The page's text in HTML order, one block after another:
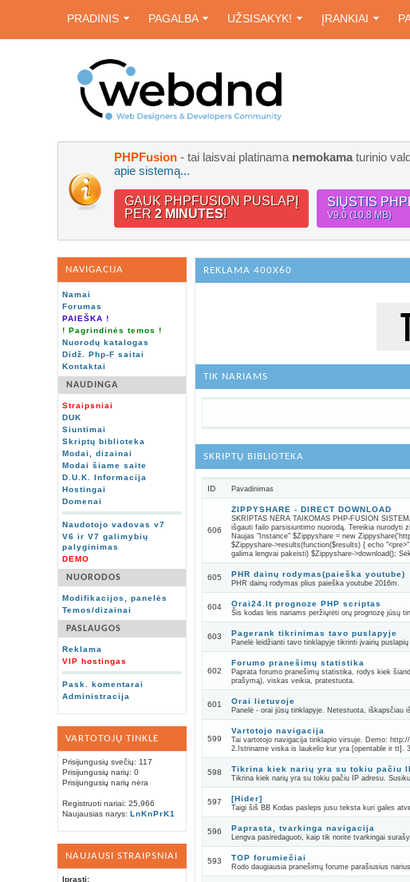
PRADINIS PAGALBA UŽSISAKYK! ĮRANKIAI
PHPFusion - tai laisvai platinama nemokama turinio
apie sistemą...
GAUK PHPFUSION PUSLAPĮ
PER 2 MINUTES!
SIŲSTIS
V9.0 (10.8 MB)
NAVIGACIJA
Namai
Forumas
PAIEŠKA !
! Pagrindinės temos !
Nuorodų katalogas
Didž. Php-F saitai
Kontaktai
NAUDINGA
Straipsniai
DUK
Siuntimai
Skriptų biblioteka
Modai, dizainai
Modai šiame saite
D.U.K. Informacija
Hostingai
Domenai
Naudotojo vadovas v7
V6 ir V7 galimybių
palyginimas
DEMO
NUORODOS
Modifikacijos, panelės
Temos/dizainai
PASLAUGOS
Reklama
VIP hostingas
Pask. komentarai
Administracija
VARTOTOJŲ TINKLE
Prisijungusių svečių: 117
Prisijungusių narių: 0
Prisijungusių narių nėra
Registruoti nariai: 25,966
Naujausias narys: LnKnPrK1
NAUJAUSI STRAIPSNIAI
Įprasti:
REKLAMA 400X60
TIK NARIAMS
SKRIPTŲ BIBLIOTEKA
ID Pavadinimas
606
ZIPPYSHARE - DIRECT DOWNLOAD
SKRIPTAS NĖRA TAIKOMAS PHP-FUSION
išgauti failo parsisiuntimo nuorodą. Tereikia
Naujas "Instance" $Zippyshare = new
$Zippyshare->results(function($results) { echo
galima lengvai pakeisti) $Zippyshare->download();
605 PHR dainų rodymas(paieška youtube)
PHR dainų rodymas plius paieška youtube 2016m.
604 Orai24.lt prognoze PHP scriptas
Šis kodas leis nariams peržiųrėti orų prognozę jūsų
603 Pagerank tikrinimas tavo puslapyje
Panelė leidžianti tavo tinklapyje tikrinti įvairių puslapių
602
Forumo pranešimų statistika
Paprata forumo pranešimų statistika, rodys kiek
prašymą), viskas veikia, pratestuota.
601 Orai lietuvoje
Panelė - orai jūsų tinklapyje. Netestuota, iškapsčiau
599
Vartotojo navigacija
Tai vartotojo navigacija tinklapio virsuje. Demo:
2.Istriname viska is laukelio kur yra [opentable ir tt].
598 Tikrina kiek narių yra su tokiu pačiu
Tikrina kiek narių yra su tokiu pačiu IP adresu.
597 [Hider]
Taigi šiš BB Kodas pasleps jusu teksta kuri gales
596 Paprasta, tvarkinga navigacija
Lengva pasiredaguoti, kaip tik norite tvarkingai
593 TOP forumiečiai
Rodo daugiausia pranešimų forume parašiusius